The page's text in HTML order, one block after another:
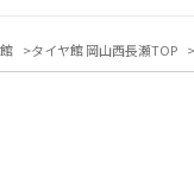
タイヤ館 岡山西長瀬TOP